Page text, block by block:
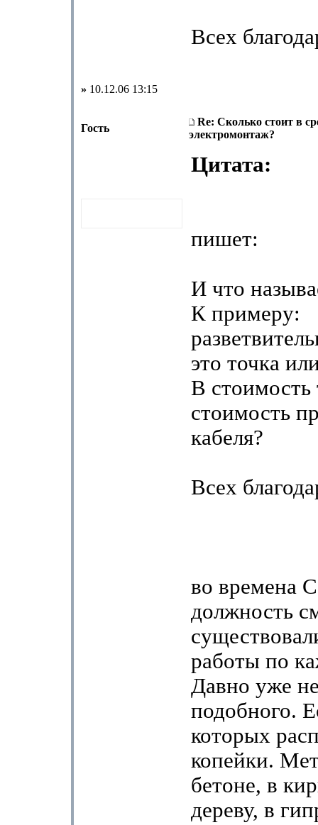
Всех
» 10.12.06 13:15
Гость
Re: Сколько стоит в
электромонтаж?
Цитата:
пишет:
И что
К примеру:
это точка
В стоимость
стоимость
кабеля?
Всех
во времена
должность
работы по
Давно уже
подобного.
которых
копейки.
бетоне, в
дереву, в